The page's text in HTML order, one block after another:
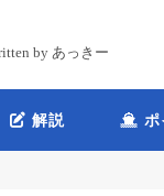
by あっきー
解説